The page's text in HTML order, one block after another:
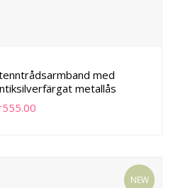
med
metallås
555.00
NEW